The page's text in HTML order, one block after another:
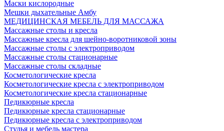
Маски кислородные
Мешки дыхательные Амбу
МЕДИЦИНСКАЯ МЕБЕЛЬ ДЛЯ МАССАЖА
Массажные столы и кресла
Массажные кресла для шейно-воротниковой зоны
Массажные столы с электроприводом
Массажные столы стационарные
Массажные столы складные
Косметологические кресла
Косметологические кресла с электроприводом
Косметологические кресла стационарные
Педикюрные кресла
Педикюрные кресла стационарные
Педикюрные кресла с электроприводом
Стулья и мебель мастера